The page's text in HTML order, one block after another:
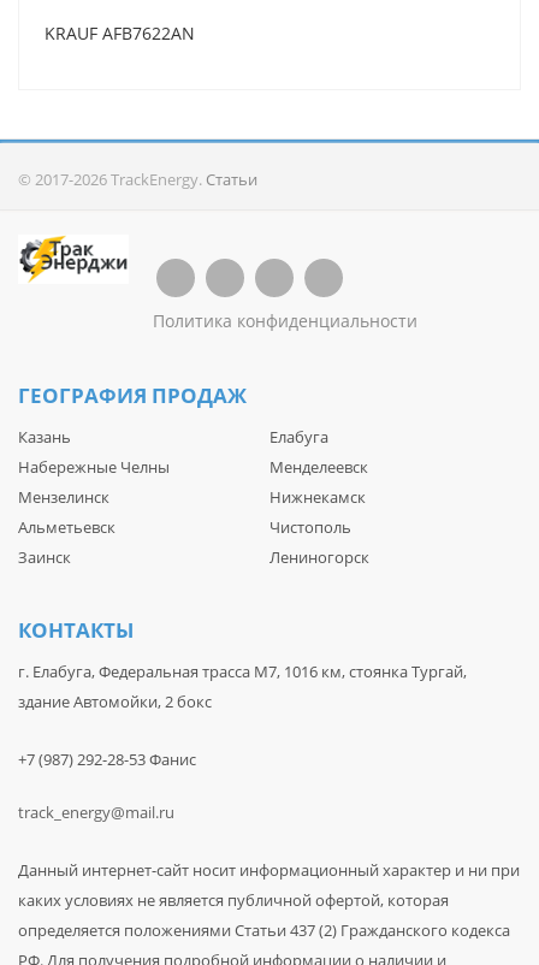
KRAUF AFB7622AN
© 2017-2026 TrackEnergy. Статьи
Политика конфиденциальности
ГЕОГРАФИЯ ПРОДАЖ
Казань
Набережные Челны
Мензелинск
Альметьевск
Заинск
Елабуга
Менделеевск
Нижнекамск
Чистополь
Лениногорск
КОНТАКТЫ
г. Елабуга, Федеральная трасса М7, 1016 км, стоянка Тургай,
здание Автомойки, 2 бокс
+7 (987) 292-28-53 Фанис
track_energy@mail.ru
Данный интернет-сайт носит информационный характер и ни при
каких условиях не является публичной офертой, которая
определяется положениями Статьи 437 (2) Гражданского кодекса
РФ. Для получения подробной информации о наличии и